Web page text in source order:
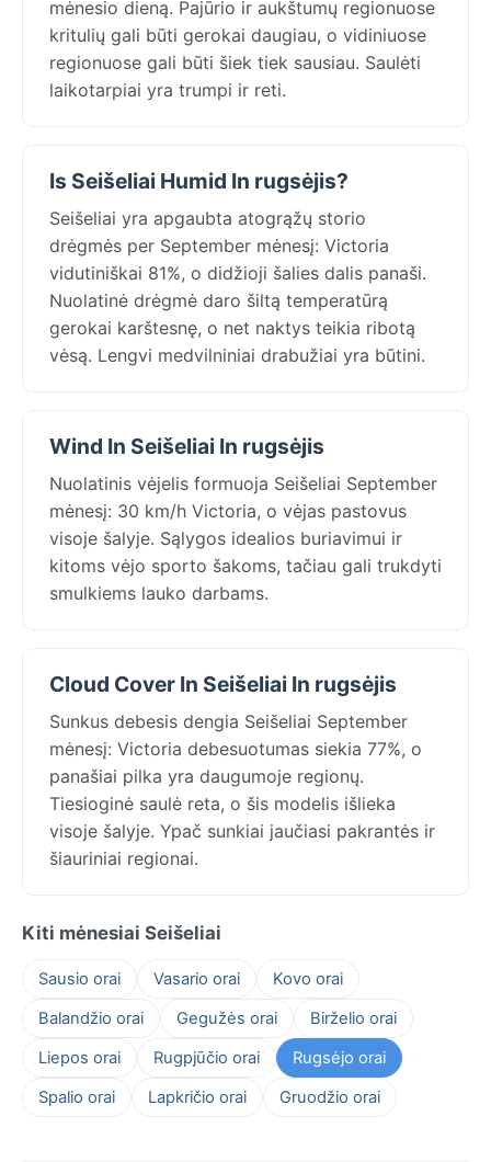
mėnesio dieną. Pajūrio ir aukštumų regionuose
kritulių gali būti gerokai daugiau, o vidiniuose
regionuose gali būti šiek tiek sausiau. Saulėti
laikotarpiai yra trumpi ir reti.
Is Seišeliai Humid In rugsėjis?
Seišeliai yra apgaubta atogrąžų storio
drėgmės per September mėnesį: Victoria
vidutiniškai 81%, o didžioji šalies dalis panaši.
Nuolatinė drėgmė daro šiltą temperatūrą
gerokai karštesnę, o net naktys teikia ribotą
vėsą. Lengvi medvilniniai drabužiai yra būtini.
Wind In Seišeliai In rugsėjis
Nuolatinis vėjelis formuoja Seišeliai September
mėnesį: 30 km/h Victoria, o vėjas pastovus
visoje šalyje. Sąlygos idealios buriavimui ir
kitoms vėjo sporto šakoms, tačiau gali trukdyti
smulkiems lauko darbams.
Cloud Cover In Seišeliai In rugsėjis
Sunkus debesis dengia Seišeliai September
mėnesį: Victoria debesuotumas siekia 77%, o
panašiai pilka yra daugumoje regionų.
Tiesioginė saulė reta, o šis modelis išlieka
visoje šalyje. Ypač sunkiai jaučiasi pakrantės ir
šiauriniai regionai.
Kiti mėnesiai Seišeliai
Sausio orai Vasario orai
Kovo orai
Balandžio orai
Gegužės orai
Birželio orai
Liepos orai
Rugpjūčio orai
Rugsėjo orai
Spalio orai
Lapkričio orai Gruodžio orai